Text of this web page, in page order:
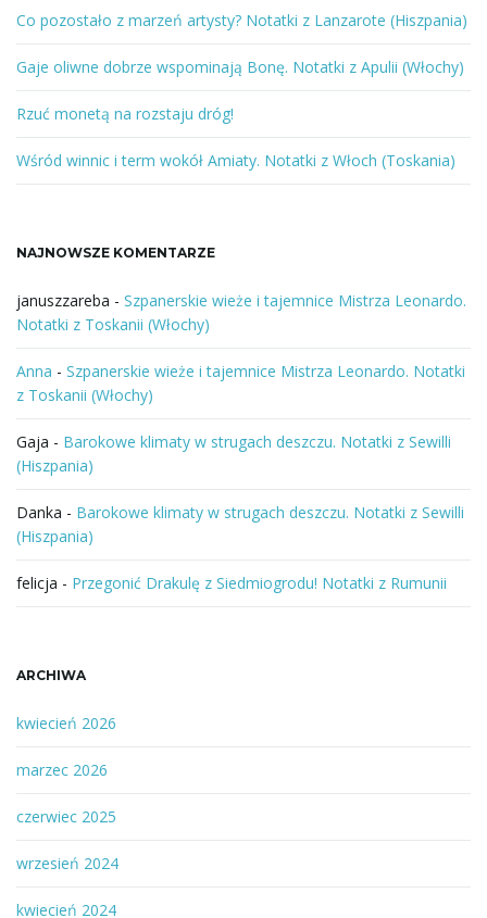
j
o
w
o
l
u
b
f
r
a
Co pozostało z marzeń artysty? Notatki z Lanzarote (Hiszpania)
Gaje oliwne dobrze wspominają Bonę. Notatki z Apulii (Włochy)
Rzuć monetą na rozstaju dróg!
Wśród winnic i term wokół Amiaty. Notatki z Włoch (Toskania)
NAJNOWSZE KOMENTARZE
januszzareba - Szpanerskie wieże i tajemnice Mistrza Leonardo.
Notatki z Toskanii (Włochy)
Anna - Szpanerskie wieże i tajemnice Mistrza Leonardo. Notatki
z Toskanii (Włochy)
Gaja - Barokowe klimaty w strugach deszczu. Notatki z Sewilli
(Hiszpania)
Danka - Barokowe klimaty w strugach deszczu. Notatki z Sewilli
(Hiszpania)
felicja - Przegonić Drakulę z Siedmiogrodu! Notatki z Rumunii
ARCHIWA
kwiecień 2026
marzec 2026
czerwiec 2025
wrzesień 2024
kwiecień 2024